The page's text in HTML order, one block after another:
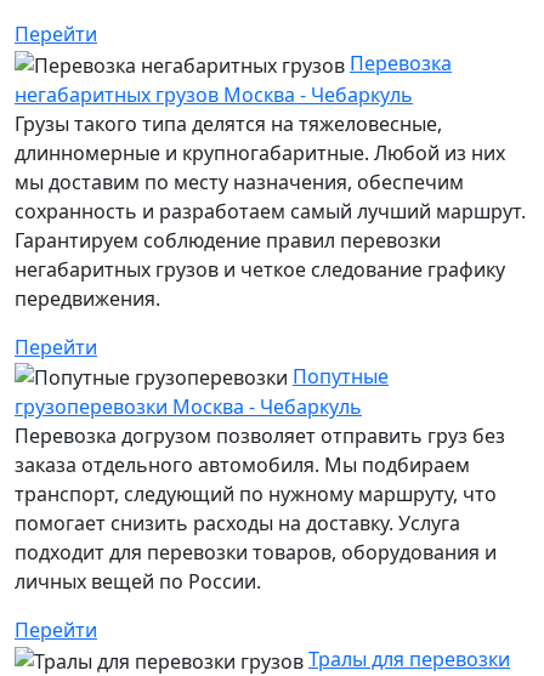
Перейти
Перевозка
негабаритных грузов Москва - Чебаркуль
Грузы такого типа делятся на тяжеловесные,
длинномерные и крупногабаритные. Любой из них
мы доставим по месту назначения, обеспечим
сохранность и разработаем самый лучший маршрут.
Гарантируем соблюдение правил перевозки
негабаритных грузов и четкое следование графику
передвижения.
Перейти
Попутные
грузоперевозки Москва - Чебаркуль
Перевозка догрузом позволяет отправить груз без
заказа отдельного автомобиля. Мы подбираем
транспорт, следующий по нужному маршруту, что
помогает снизить расходы на доставку. Услуга
подходит для перевозки товаров, оборудования и
личных вещей по России.
Перейти
Тралы для перевозки